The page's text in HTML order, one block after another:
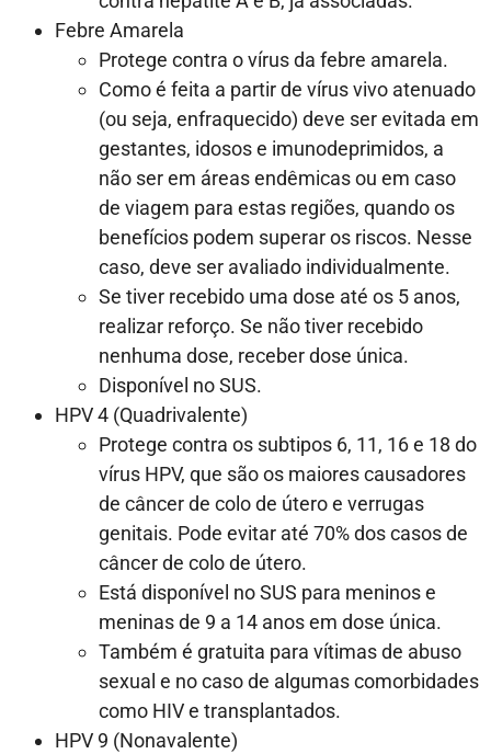
Febre Amarela
Protege contra o vírus da febre amarela.
Como é feita a partir de vírus vivo atenuado
(ou seja, enfraquecido) deve ser evitada em
gestantes, idosos e imunodeprimidos, a
não ser em áreas endêmicas ou em caso
de viagem para estas regiões, quando os
benefícios podem superar os riscos. Nesse
caso, deve ser avaliado individualmente.
Se tiver recebido uma dose até os 5 anos,
realizar reforço. Se não tiver recebido
nenhuma dose, receber dose única.
Disponível no SUS.
HPV 4 (Quadrivalente)
Protege contra os subtipos 6, 11, 16 e 18 do
vírus HPV, que são os maiores causadores
de câncer de colo de útero e verrugas
genitais. Pode evitar até 70% dos casos de
câncer de colo de útero.
Está disponível no SUS para meninos e
meninas de 9 a 14 anos em dose única.
Também é gratuita para vítimas de abuso
sexual e no caso de algumas comorbidades
como HIV e transplantados.
HPV 9 (Nonavalente)